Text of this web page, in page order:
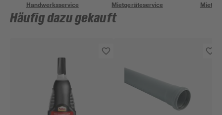
Handwerksservice Mietgeräteservice
Häufig dazu gekauft